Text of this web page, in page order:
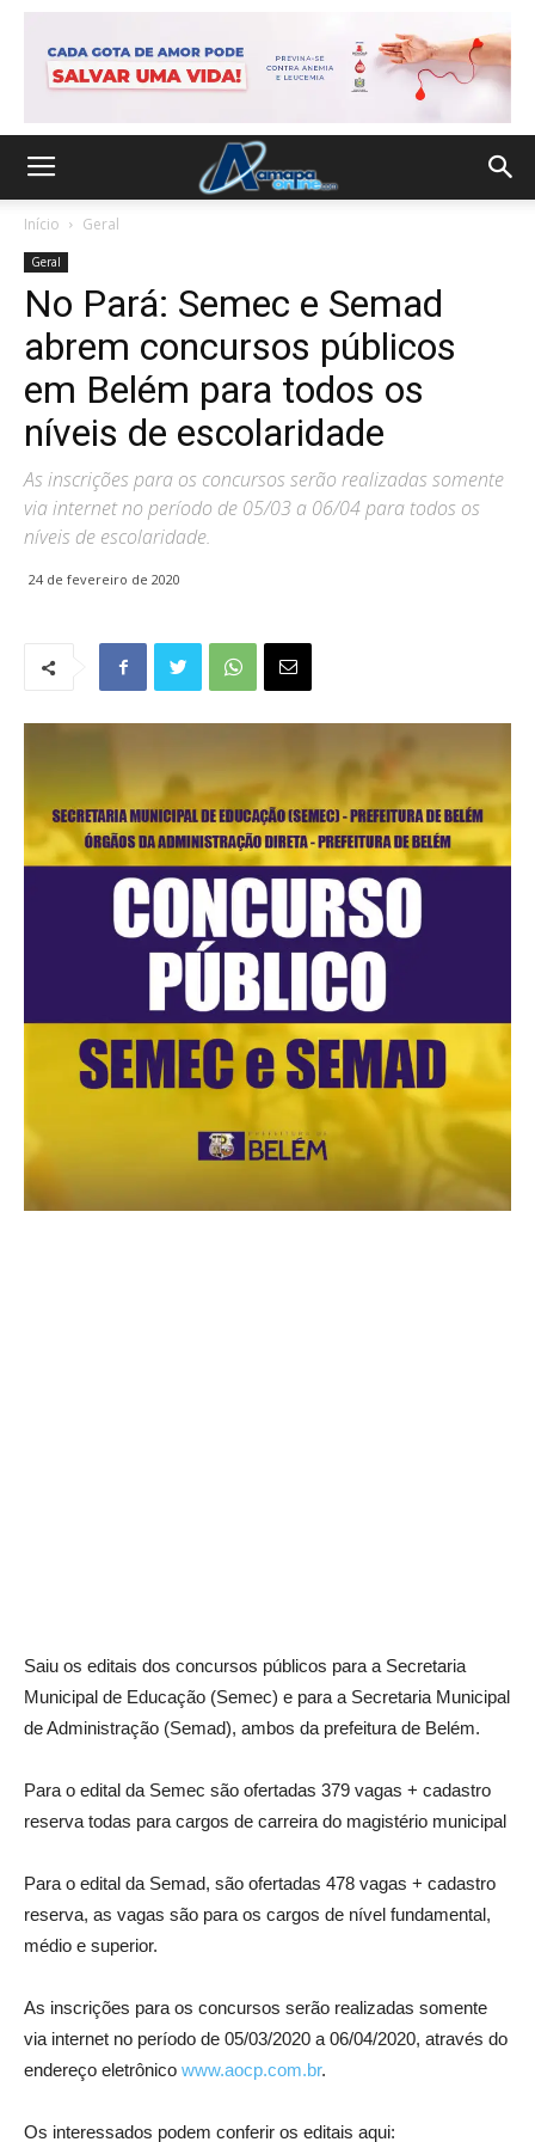
Início Geral
Geral
No Pará: Semec e Semad
abrem concursos públicos
em Belém para todos os
níveis de escolaridade
As inscrições para os concursos serão realizadas somente
via internet no período de 05/03 a 06/04 para todos os
níveis de escolaridade.
24 de fevereiro de 2020
Saiu os editais dos concursos públicos para a Secretaria
Municipal de Educação (Semec) e para a Secretaria Municipal
de Administração (Semad), ambos da prefeitura de Belém.
Para o edital da Semec são ofertadas 379 vagas + cadastro
reserva todas para cargos de carreira do magistério municipal
Para o edital da Semad, são ofertadas 478 vagas + cadastro
reserva, as vagas são para os cargos de nível fundamental,
médio e superior.
As inscrições para os concursos serão realizadas somente
via internet no período de 05/03/2020 a 06/04/2020, através do
endereço eletrônico www.aocp.com.br.
Os interessados podem conferir os editais aqui: